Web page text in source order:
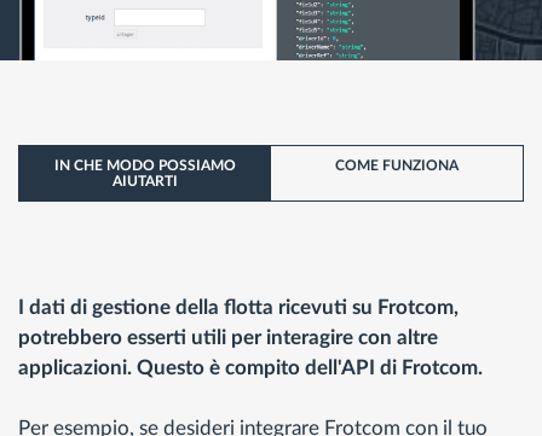
IN CHE MODO POSSIAMO
AIUTARTI
COME FUNZIONA
I dati di gestione della flotta ricevuti su Frotcom,
potrebbero esserti utili per interagire con altre
applicazioni. Questo è compito dell'API di Frotcom.
Per esempio, se desideri integrare Frotcom con il tuo